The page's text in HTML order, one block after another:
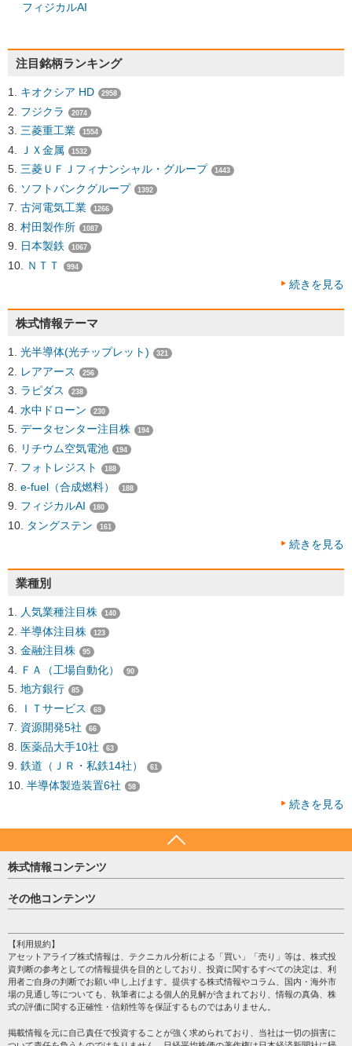
フィジカルAI
注目銘柄ランキング
キオクシア HD 2958
フジクラ 2074
三菱重工業 1554
ＪＸ金属 1532
三菱ＵＦＪフィナンシャル・グループ 1443
ソフトバンクグループ 1392
古河電気工業 1266
村田製作所 1087
日本製鉄 1067
ＮＴＴ 994
続きを見る
株式情報テーマ
光半導体(光チップレット) 321
レアアース 256
ラピダス 238
水中ドローン 230
データセンター注目株 194
リチウム空気電池 194
フォトレジスト 188
e-fuel（合成燃料） 188
フィジカルAI 180
タングステン 161
続きを見る
業種別
人気業種注目株 140
半導体注目株 123
金融注目株 95
ＦＡ（工場自動化） 90
地方銀行 85
ＩＴサービス 69
資源開発5社 66
医薬品大手10社 63
鉄道（ＪＲ・私鉄14社） 61
半導体製造装置6社 58
続きを見る
株式情報コンテンツ
日経平均
売買シグナル
株テーマ情報
海外市況
投資カレンダー
格付け情報
その他コンテンツ
個人情報保護方針
プライバシーポリシー
会社案内
サイトマップ
過去データ
【利用規約】
アセットアライブ株式情報は、テクニカル分析による「買い」「売り」等は、株式投
資判断の参考としての情報提供を目的としており、投資に関するすべての決定は、利
用者ご自身の判断でお願い申し上げます。提供する株式情報やコラム、国内・海外市
場の見通し等についても、執筆者による個人的見解が含まれており、情報の真偽、株
式の評価に関する正確性・信頼性等を保証するものではありません。
掲載情報を元に自己責任で投資することが強く求められており、当社は一切の損害に